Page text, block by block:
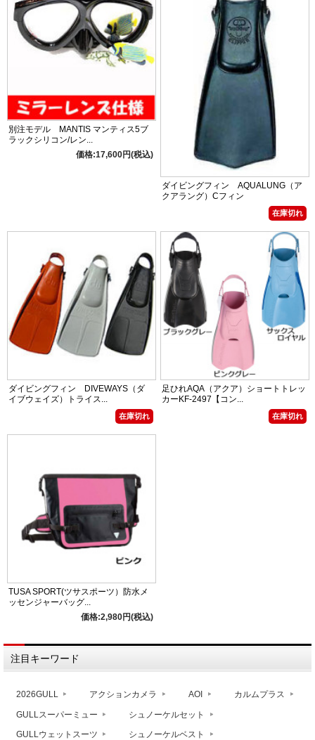
別注モデル MANTIS マンティス5ブ
ラックシリコン/レン...
価格:17,600円(税込)
ダイビングフィン AQUALUNG（ア
クアラング）Cフィン
在庫切れ
ダイビングフィン DIVEWAYS（ダ
イブウェイズ）トライス...
在庫切れ
足ひれAQA（アクア）ショートトレッ
カーKF-2497【コン...
在庫切れ
TUSA SPORT(ツサスポーツ）防水メ
ッセンジャーバッグ...
価格:2,980円(税込)
注目キーワード
2026GULL アクションカメラ AOI カルムプラス
GULLスーパーミュー シュノーケルセット
GULLウェットスーツ シュノーケルベスト